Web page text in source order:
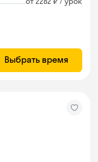
Выбрать время